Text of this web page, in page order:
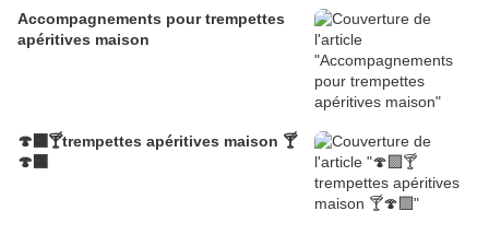
Accompagnements pour trempettes
apéritives maison
🍄‍🟫🍸trempettes apéritives maison 🍸
🍄‍🟫